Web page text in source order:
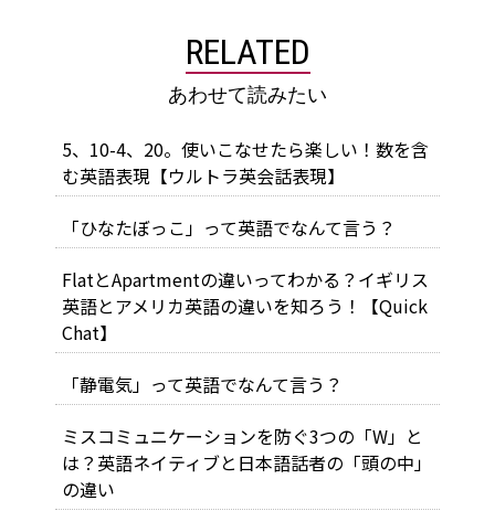
RELATED
あわせて読みたい
5、10-4、20。使いこなせたら楽しい！数を含
む英語表現【ウルトラ英会話表現】
「ひなたぼっこ」って英語でなんて言う？
FlatとApartmentの違いってわかる？イギリス
英語とアメリカ英語の違いを知ろう！【Quick
Chat】
「静電気」って英語でなんて言う？
ミスコミュニケーションを防ぐ3つの「W」と
は？英語ネイティブと日本語話者の「頭の中」
の違い